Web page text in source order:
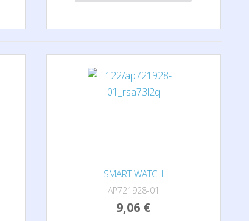
SMART WATCH
AP721928-01
9,06 €